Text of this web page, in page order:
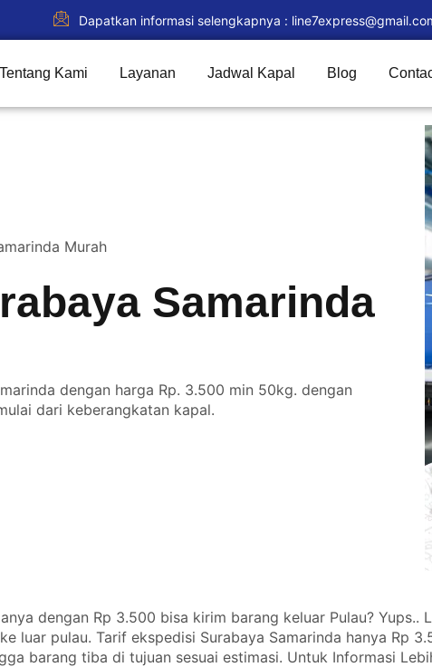
Dapatkan informasi selengkapnya :
Tentang Kami Layanan Jadwal Kapal Blog
Murah
Samarinda
dengan harga Rp. 3.500 min 50kg. dengan
dari keberangkatan kapal.
dengan Rp 3.500 bisa kirim barang keluar Pulau? Yups..
luar pulau. Tarif ekspedisi Surabaya Samarinda hanya Rp
barang tiba di tujuan sesuai estimasi. Untuk Informasi